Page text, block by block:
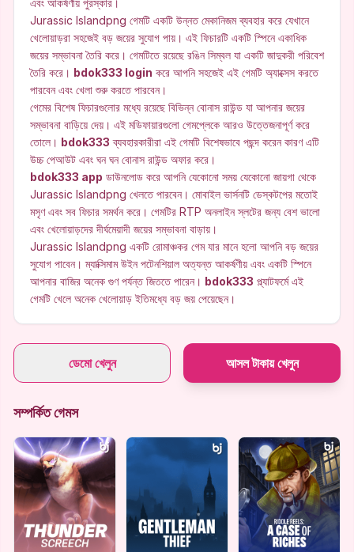
Jurassic Islandpng গেমটি একটি উন্নত মেকানিজম ব্যবহার করে যেখানে
খেলোয়াড়রা সহজেই বড় জয়ের সুযোগ পায়। এই ফিচারটি একটি স্পিনে একাধিক
জয়ের সম্ভাবনা তৈরি করে। গেমটিতে রয়েছে রঙিন সিম্বল যা একটি জাদুকরী পরিবেশ
তৈরি করে। bdok333 login করে আপনি সহজেই এই গেমটি অ্যাক্সেস করতে
পারবেন এবং খেলা শুরু করতে পারবেন।
গেমের বিশেষ ফিচারগুলোর মধ্যে রয়েছে বিভিন্ন বোনাস রাউন্ড যা আপনার জয়ের
সম্ভাবনা বাড়িয়ে দেয়। এই মডিফায়ারগুলো গেমপ্লেকে আরও উত্তেজনাপূর্ণ করে
তোলে। bdok333 ব্যবহারকারীরা এই গেমটি বিশেষভাবে পছন্দ করেন কারণ এটি
উচ্চ পেআউট এবং ঘন ঘন বোনাস রাউন্ড অফার করে।
bdok333 app ডাউনলোড করে আপনি যেকোনো সময় যেকোনো জায়গা থেকে
Jurassic Islandpng খেলতে পারবেন। মোবাইল ভার্সনটি ডেস্কটপের মতোই
মসৃণ এবং সব ফিচার সমর্থন করে। গেমটির RTP অনলাইন স্লটের জন্য বেশ ভালো
এবং খেলোয়াড়দের দীর্ঘমেয়াদী জয়ের সম্ভাবনা বাড়ায়।
Jurassic Islandpng একটি রোমাঞ্চকর গেম যার মানে হলো আপনি বড় জয়ের
সুযোগ পাবেন। ম্যাক্সিমাম উইন পটেনশিয়াল অত্যন্ত আকর্ষণীয় এবং একটি স্পিনে
আপনার বাজির অনেক গুণ পর্যন্ত জিততে পারেন। bdok333 প্ল্যাটফর্মে এই
গেমটি খেলে অনেক খেলোয়াড় ইতিমধ্যে বড় জয় পেয়েছেন।
ডেমো খেলুন আসল টাকায় খেলুন
সম্পর্কিত গেমস